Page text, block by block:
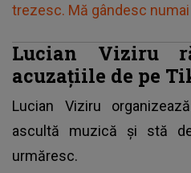
trezesc. Mă gândesc numai
Lucian Viziru
acuzațiile de pe
Lucian Viziru
ascultă muzică și stă
urmăresc.